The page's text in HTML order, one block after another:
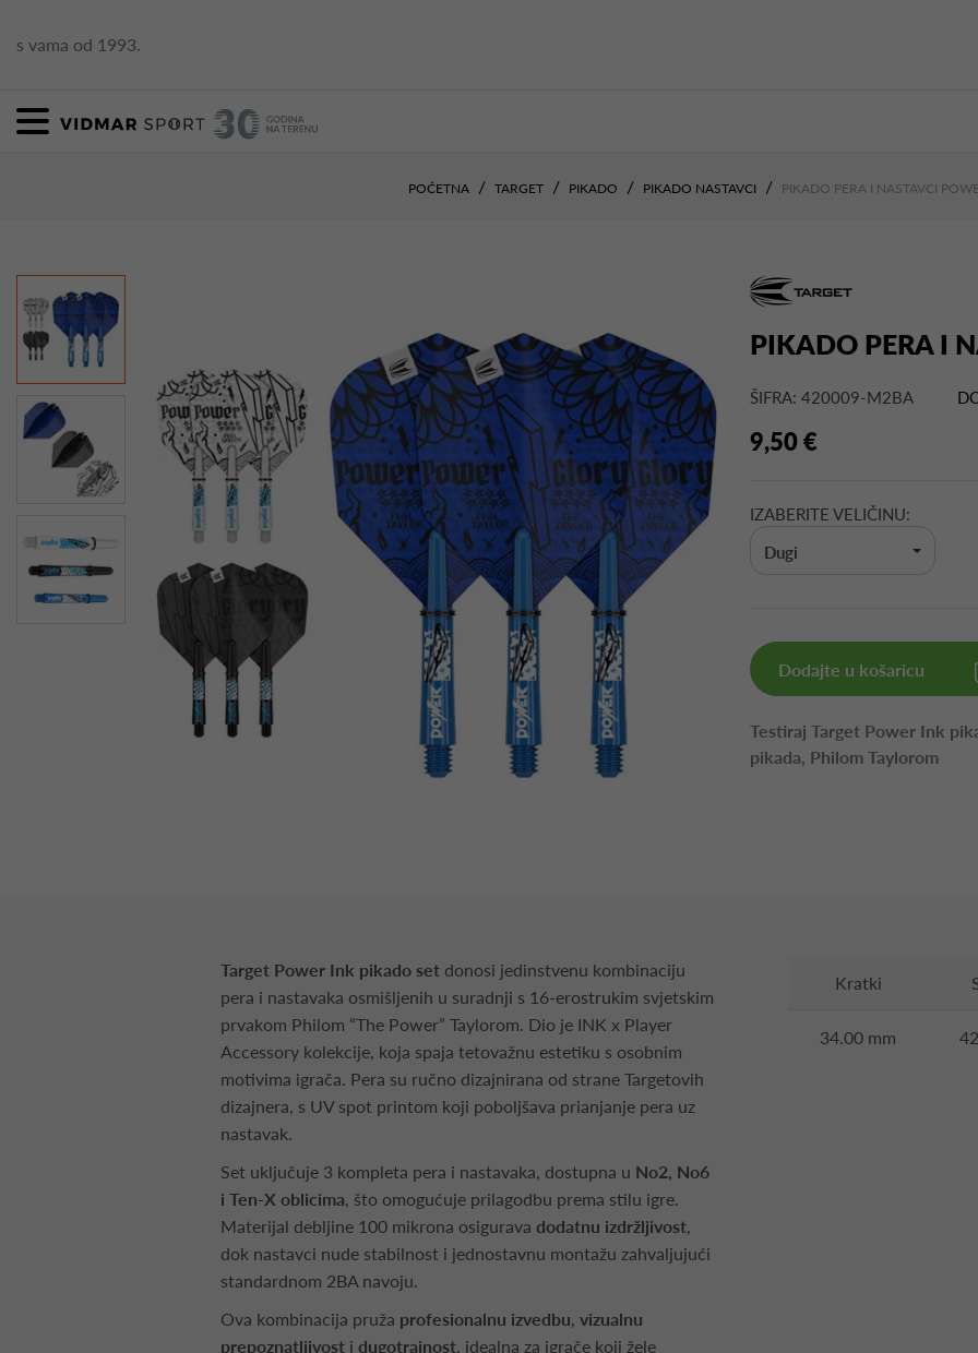
s vama od 1993.
POČETNA TARGET PIKADO PIKADO NASTAVCI PIKADO PERA I NASTAVCI
PIKADO PERA I
ŠIFRA: 420009-M2BA
9,50 €
IZABERITE VELIČINU:
Dugi
Dodajte u košaricu
Testiraj Target Power Ink
pikada, Philom Taylorom
Target Power Ink pikado set donosi jedinstvenu kombinaciju
pera i nastavaka osmišljenih u suradnji s 16-erostrukim svjetskim
prvakom Philom “The Power” Taylorom. Dio je INK x Player
Accessory kolekcije, koja spaja tetovažnu estetiku s osobnim
motivima igrača. Pera su ručno dizajnirana od strane Targetovih
dizajnera, s UV spot printom koji poboljšava prianjanje pera uz
nastavak.
Set uključuje 3 kompleta pera i nastavaka, dostupna u No2, No6
i Ten-X oblicima, što omogućuje prilagodbu prema stilu igre.
Materijal debljine 100 mikrona osigurava dodatnu izdržljivost,
dok nastavci nude stabilnost i jednostavnu montažu zahvaljujući
standardnom 2BA navoju.
Ova kombinacija pruža profesionalnu izvedbu, vizualnu
prepoznatljivost i dugotrajnost, idealna za igrače koji žele
Kratki
34.00 mm